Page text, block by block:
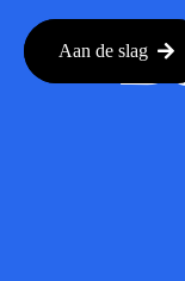
Aan de slag